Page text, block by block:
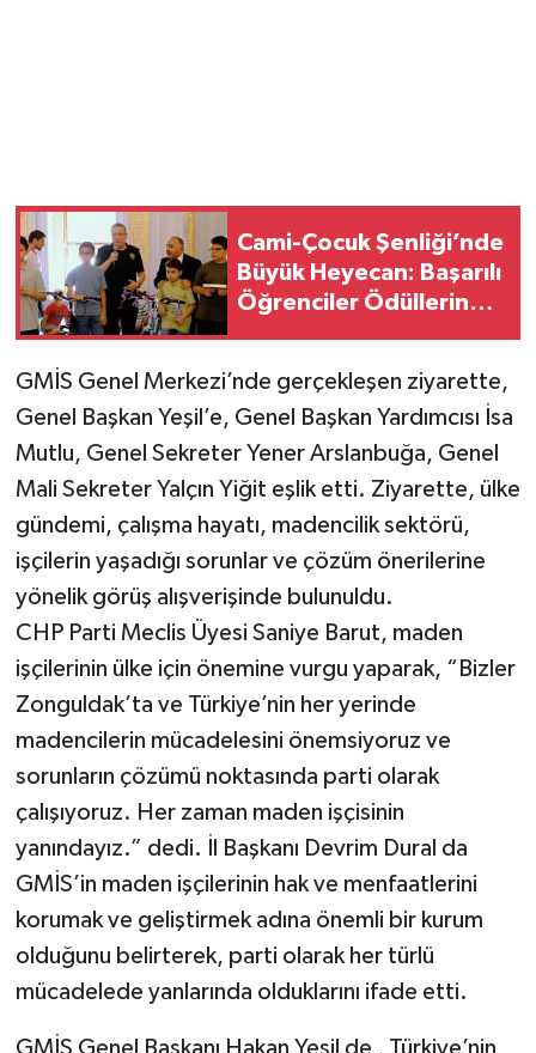
Cami-Çocuk Şenliği’nde
Büyük Heyecan: Başarılı
Öğrenciler Ödüllerine
GMİS Genel Merkezi’nde gerçekleşen ziyarette,
Genel Başkan Yeşil’e, Genel Başkan Yardımcısı İsa
Mutlu, Genel Sekreter Yener Arslanbuğa, Genel
Mali Sekreter Yalçın Yiğit eşlik etti. Ziyarette, ülke
gündemi, çalışma hayatı, madencilik sektörü,
işçilerin yaşadığı sorunlar ve çözüm önerilerine
yönelik görüş alışverişinde bulunuldu.
CHP Parti Meclis Üyesi Saniye Barut, maden
işçilerinin ülke için önemine vurgu yaparak, “Bizler
Zonguldak’ta ve Türkiye’nin her yerinde
madencilerin mücadelesini önemsiyoruz ve
sorunların çözümü noktasında parti olarak
çalışıyoruz. Her zaman maden işçisinin
yanındayız.” dedi. İl Başkanı Devrim Dural da
GMİS’in maden işçilerinin hak ve menfaatlerini
korumak ve geliştirmek adına önemli bir kurum
olduğunu belirterek, parti olarak her türlü
mücadelede yanlarında olduklarını ifade etti.